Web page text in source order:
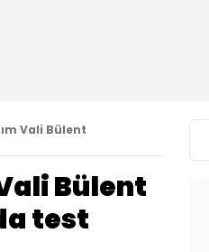
Vali Bülent
Bülent
test